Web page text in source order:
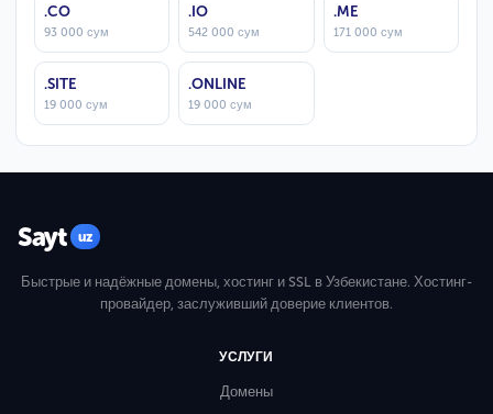
.CO
93 000 сум
.IO
542 000 сум
.ME
171 000 сум
.SITE
19 000 сум
.ONLINE
19 000 сум
Sayt uz
Быстрые и надёжные домены, хостинг и SSL в Узбекистане. Хостинг-
провайдер, заслуживший доверие клиентов.
УСЛУГИ
Домены